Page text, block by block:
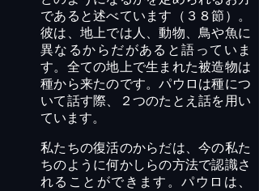
であると述べています（３８節）。
彼は、地上では人、動物、鳥や魚に
異なるからだがあると語っていま
す。全ての地上で生まれた被造物は
種から来たのです。パウロは種につ
いて話す際、２つのたとえ話を用い
ています。
私たちの復活のからだは、今の私た
ちのように何かしらの方法で認識さ
れることができます。パウロは、